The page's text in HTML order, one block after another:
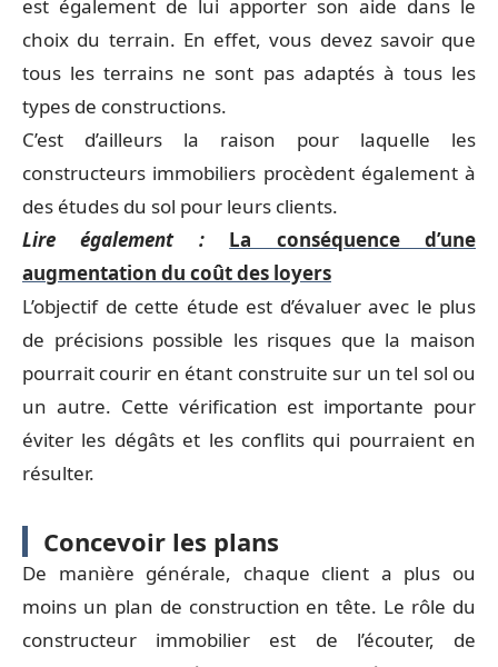
est également de lui apporter son aide dans le
choix du terrain. En effet, vous devez savoir que
tous les terrains ne sont pas adaptés à tous les
types de constructions.
C’est d’ailleurs la raison pour laquelle les
constructeurs immobiliers procèdent également à
des études du sol pour leurs clients.
Lire également :
La conséquence d’une
augmentation du coût des loyers
L’objectif de cette étude est d’évaluer avec le plus
de précisions possible les risques que la maison
pourrait courir en étant construite sur un tel sol ou
un autre. Cette vérification est importante pour
éviter les dégâts et les conflits qui pourraient en
résulter.
Concevoir les plans
De manière générale, chaque client a plus ou
moins un plan de construction en tête. Le rôle du
constructeur immobilier est de l’écouter, de